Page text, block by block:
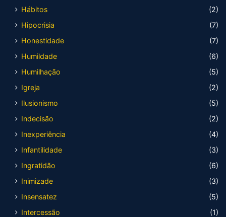
Hábitos
(2)
Hipocrisia
(7)
Honestidade
(7)
Humildade
(6)
Humilhação
(5)
Igreja
(2)
Ilusionismo
(5)
Indecisão
(2)
Inexperiência
(4)
Infantilidade
(3)
Ingratidão
(6)
Inimizade
(3)
Insensatez
(5)
Intercessão
(1)